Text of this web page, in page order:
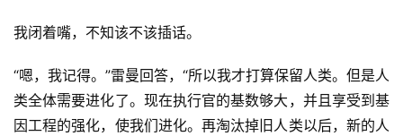
我闭着嘴，不知该不该插话。
“嗯，我记得。”雷曼回答，“所以我才打算保留人类。但是人
类全体需要进化了。现在执行官的基数够大，并且享受到基
因工程的强化，使我们进化。再淘汰掉旧人类以后，新的人